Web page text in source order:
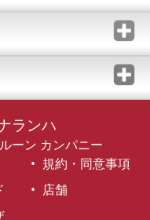
ランハ
ーン カンパニー
規約・同意事項
店舗